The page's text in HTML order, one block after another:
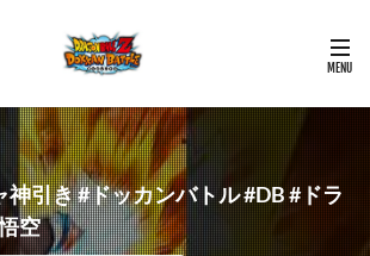
神引き #ドッカンバトル #DB #ドラ
空